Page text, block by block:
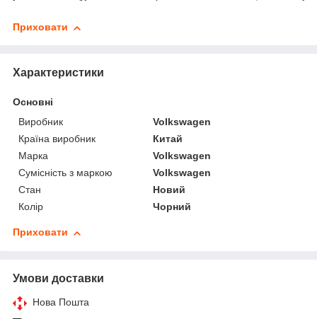
Приховати
Характеристики
Основні
Виробник
Volkswagen
Країна виробник
Китай
Марка
Volkswagen
Сумісність з маркою
Volkswagen
Стан
Новий
Колір
Чорний
Приховати
Умови доставки
Нова Пошта